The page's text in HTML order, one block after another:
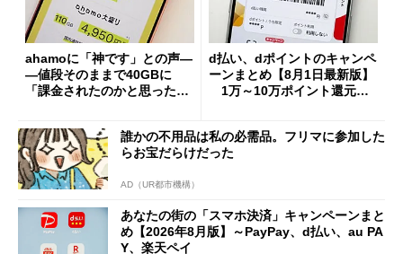
ahamoに「神です」との声―
―値段そのままで40GBに
「課金されたのかと思った」
d払い、dポイントのキャンペ
ーンまとめ【8月1日最新版】
1万～10万ポイント還元の
誰かの不用品は私の必需品。フリマに参加した
らお宝だらけだった
AD（UR都市機構）
あなたの街の「スマホ決済」キャンペーンまと
め【2026年8月版】～PayPay、d払い、au PA
Y、楽天ペイ